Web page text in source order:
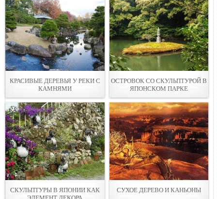
КРАСИВЫЕ ДЕРЕВЬЯ У РЕКИ С
КАМНЯМИ
ОСТРОВОК СО СКУЛЬПТУРОЙ В
ЯПОНСКОМ ПАРКЕ
СКУЛЬПТУРЫ В ЯПОНИИ КАК
СУХОЕ ДЕРЕВО И КАНЬОНЫ